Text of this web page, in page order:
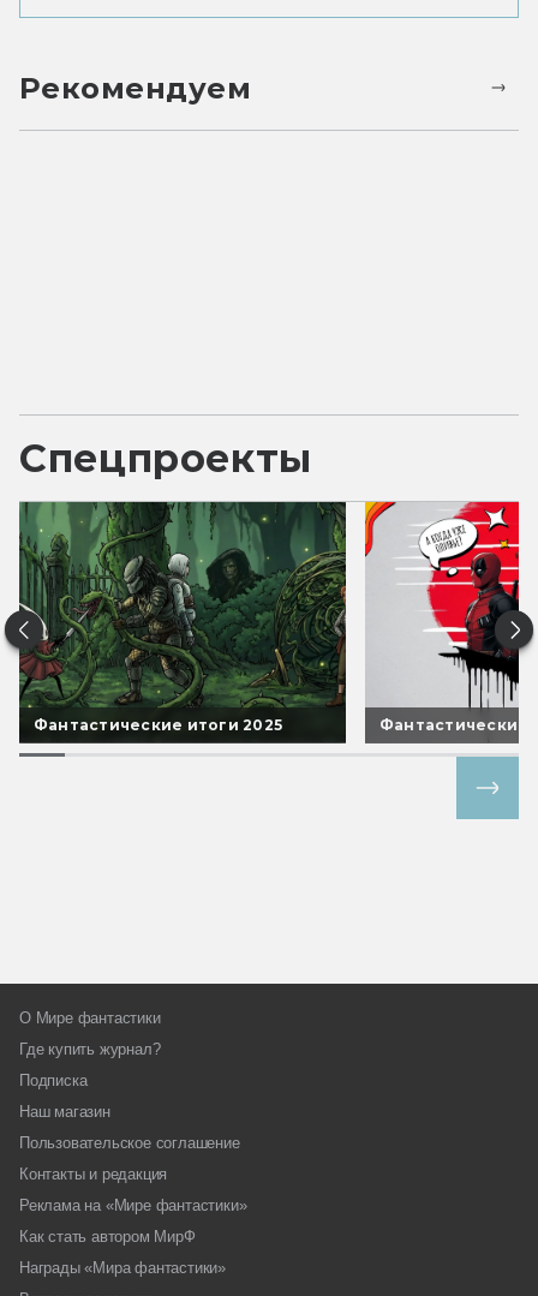
Рекомендуем
Спецпроекты
Фантастические итоги 2025 Фантастические
О Мире фантастики
Где купить журнал?
Подписка
Наш магазин
Пользовательское соглашение
Контакты и редакция
Реклама на «Мире фантастики»
Как стать автором МирФ
Награды «Мира фантастики»